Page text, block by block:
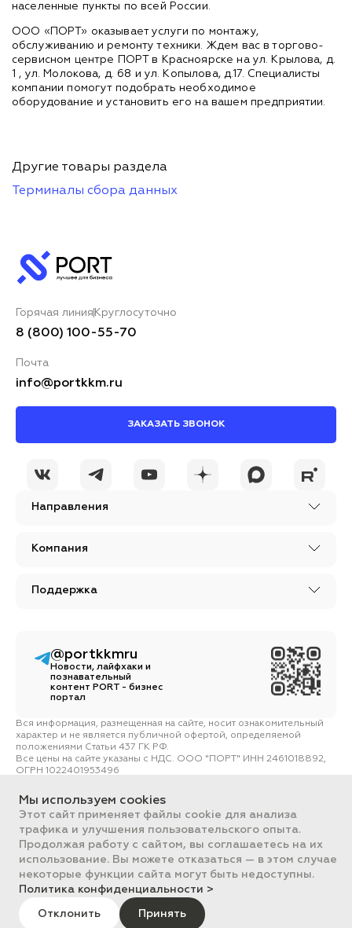
населенные пункты по всей России.
ООО «ПОРТ» оказывает услуги по монтажу,
обслуживанию и ремонту техники. Ждем вас в торгово-
сервисном центре ПОРТ в Красноярске на ул. Крылова, д.
1 , ул. Молокова, д. 68 и ул. Копылова, д.17. Специалисты
компании помогут подобрать необходимое
оборудование и установить его на вашем предприятии.
Другие товары раздела
Терминалы сбора данных
Направления
Компания
Поддержка
Горячая линия Круглосуточно
8 (800) 100-55-70
Почта
info@portkkm.ru
ЗАКАЗАТЬ ЗВОНОК
Вся информация, размещенная на сайте, носит ознакомительный
характер и не является публичной офертой, определяемой
положениями Статьи 437 ГК РФ.
Все цены на сайте указаны с НДС. ООО "ПОРТ" ИНН 2461018892,
ОГРН 1022401953496
Политика обработки данных
@portkkmru
Новости, лайфхаки и
познавательный
контент PORT - бизнес
портал
Мы используем cookies
Этот сайт применяет файлы cookie для анализа
трафика и улучшения пользовательского опыта.
Продолжая работу с сайтом, вы соглашаетесь на их
использование. Вы можете отказаться — в этом случае
некоторые функции сайта могут быть недоступны.
Политика конфиденциальности >
Отклонить Принять